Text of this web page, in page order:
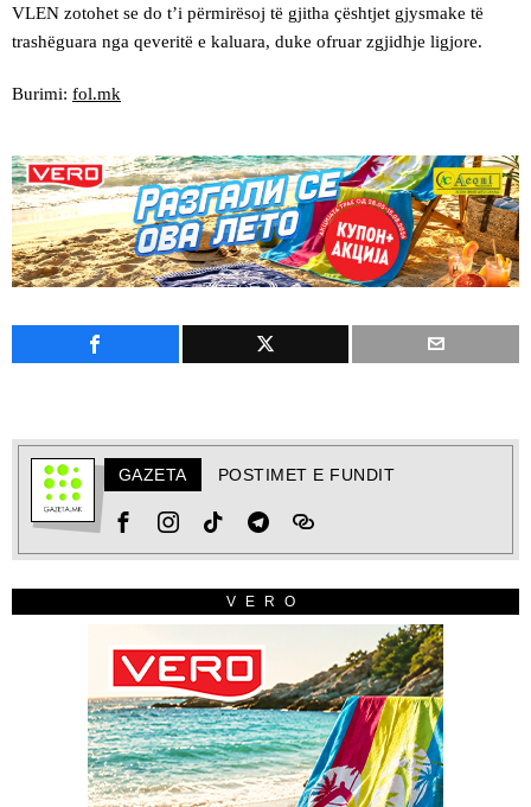
VLEN zotohet se do t’i përmirësoj të gjitha çështjet gjysmake të
trashëguara nga qeveritë e kaluara, duke ofruar zgjidhje ligjore.
Burimi: fol.mk
GAZETA POSTIMET E FUNDIT
VERO